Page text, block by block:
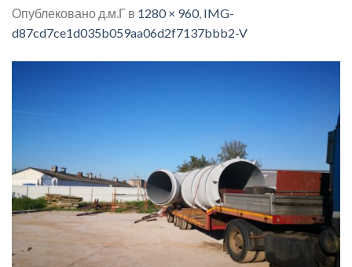
Опублековано д.м.Г в 1280 × 960, IMG-
d87cd7ce1d035b059aa06d2f7137bbb2-V